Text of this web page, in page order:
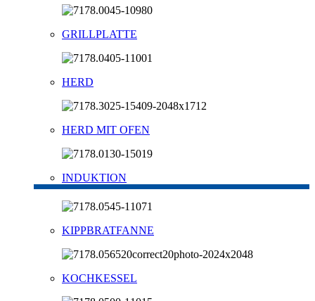
GRILLPLATTE
HERD
HERD MIT OFEN
INDUKTION
KIPPBRATFANNE
KOCHKESSEL